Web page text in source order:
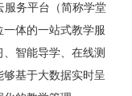
服务平台 （简称学堂
体的一站式教学服
智能导学、在线测
够基于大数据实时呈